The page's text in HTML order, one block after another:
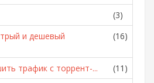
(3)
и дешевый
(16)
трафик с торрент-...
(11)